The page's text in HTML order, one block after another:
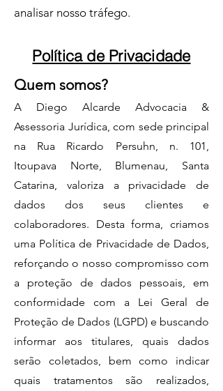
analisar nosso tráfego.
Política de Privacidade
Quem somos?
A Diego Alcarde Advocacia &
Assessoria Jurídica, com sede principal
na Rua Ricardo Persuhn, n. 101,
Itoupava Norte, Blumenau, Santa
Catarina, valoriza a privacidade de
dados dos seus clientes e
colaboradores. Desta forma, criamos
uma Política de Privacidade de Dados,
reforçando o nosso compromisso com
a proteção de dados pessoais, em
conformidade com a Lei Geral de
Proteção de Dados (LGPD) e buscando
informar aos titulares, quais dados
serão coletados, bem como indicar
quais tratamentos são realizados,